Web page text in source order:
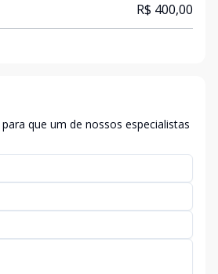
R$ 400,00
que um de nossos especialistas